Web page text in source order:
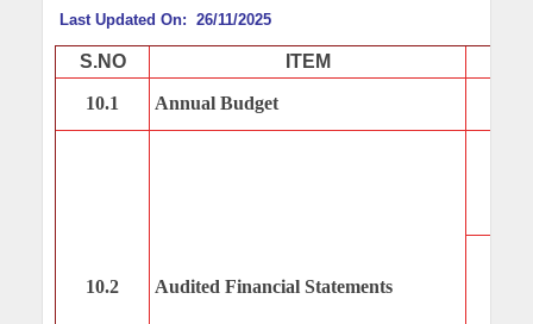
Last Updated On: 26/11/2025
S.NO ITEM
10.1 Annual Budget
10.2 Audited Financial Statements